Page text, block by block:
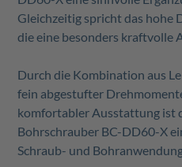
Gleichzeitig spricht das hohe
die eine besonders kraftvolle
Durch die Kombination aus
fein abgestufter
komfortabler Ausstattung ist
Bohrschrauber BC-DD60-X
Schraub- und